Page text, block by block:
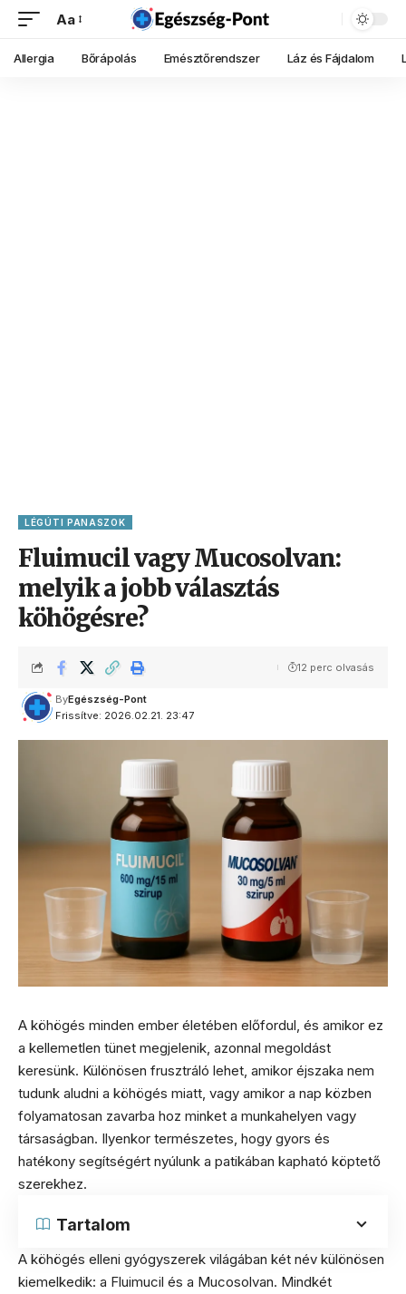
Aa
Allergia Bőrápolás Emésztőrendszer Láz és Fájdalom
LÉGÚTI PANASZOK
Fluimucil vagy Mucosolvan:
melyik a jobb választás
köhögésre?
Frissítve: 2026.02.21. 23:47
ByEgészség-Pont
12 perc olvasás
A köhögés minden ember életében előfordul, és amikor ez
a kellemetlen tünet megjelenik, azonnal megoldást
keresünk. Különösen frusztráló lehet, amikor éjszaka nem
tudunk aludni a köhögés miatt, vagy amikor a nap közben
folyamatosan zavarba hoz minket a munkahelyen vagy
társaságban. Ilyenkor természetes, hogy gyors és
hatékony segítségért nyúlunk a patikában kapható köptető
szerekhez.
Tartalom
A köhögés elleni gyógyszerek világában két név különösen
kiemelkedik: a Fluimucil és a Mucosolvan. Mindkét